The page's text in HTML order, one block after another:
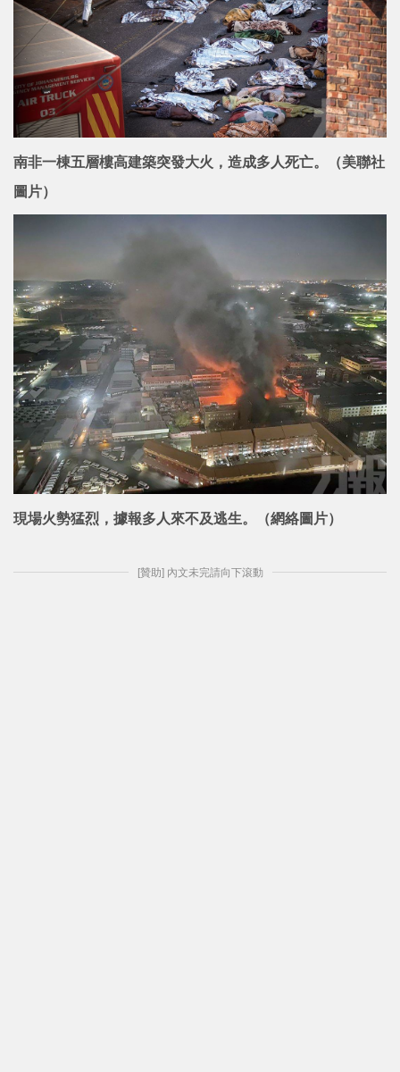
南非一棟五層樓高建築突發大火，造成多人死亡。（美聯社
圖片）
現場火勢猛烈，據報多人來不及逃生。（網絡圖片）
[贊助] 內文未完請向下滾動